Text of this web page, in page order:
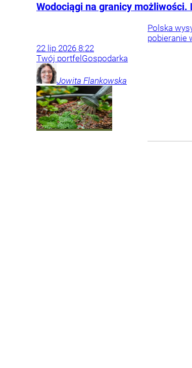
Wodociągi na granicy
Polska
pobieranie
22 lip 2026 8:22
Twój portfelGospodarka
Jowita Flankowska